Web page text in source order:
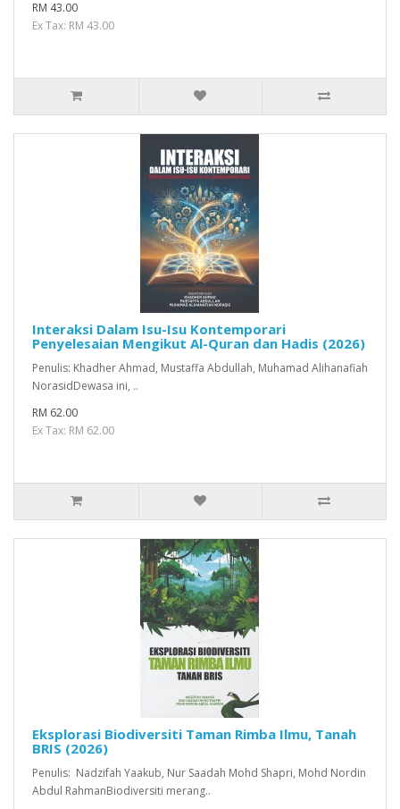
RM 43.00
Ex Tax: RM 43.00
Interaksi Dalam Isu-Isu Kontemporari
Penyelesaian Mengikut Al-Quran dan Hadis (2026)
Penulis: Khadher Ahmad, Mustaffa Abdullah, Muhamad Alihanafiah
NorasidDewasa ini, ..
RM 62.00
Ex Tax: RM 62.00
Eksplorasi Biodiversiti Taman Rimba Ilmu, Tanah
BRIS (2026)
Penulis: Nadzifah Yaakub, Nur Saadah Mohd Shapri, Mohd Nordin
Abdul RahmanBiodiversiti merang..